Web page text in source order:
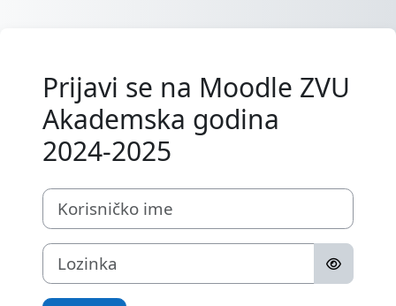
Prijavi se na Moodle ZVU
Akademska godina
2024-2025
Korisničko ime
Lozinka